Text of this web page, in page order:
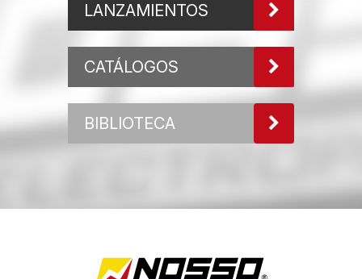
LANZAMIENTOS
CATÁLOGOS
BIBLIOTECA